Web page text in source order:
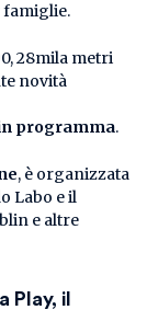
famiglie.
28mila metri
novità
programma.
, è organizzata
Labo e il
e altre
Play, il